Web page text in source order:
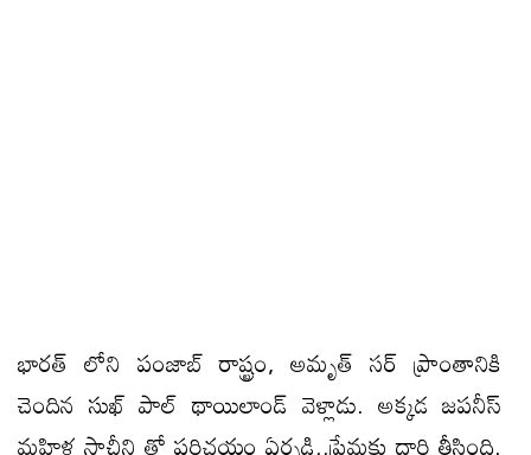
భారత్ లోని పంజాబ్ రాష్ట్రం, అమృత్ సర్ ప్రాంతానికి
చెందిన సుఖ్ పాల్ థాయిలాండ్ వెళ్లాడు. అక్కడ జపనీస్
మహిళ సాచీని తో పరిచయం ఏర్పడి..ప్రేమకు దారి తీసింది.